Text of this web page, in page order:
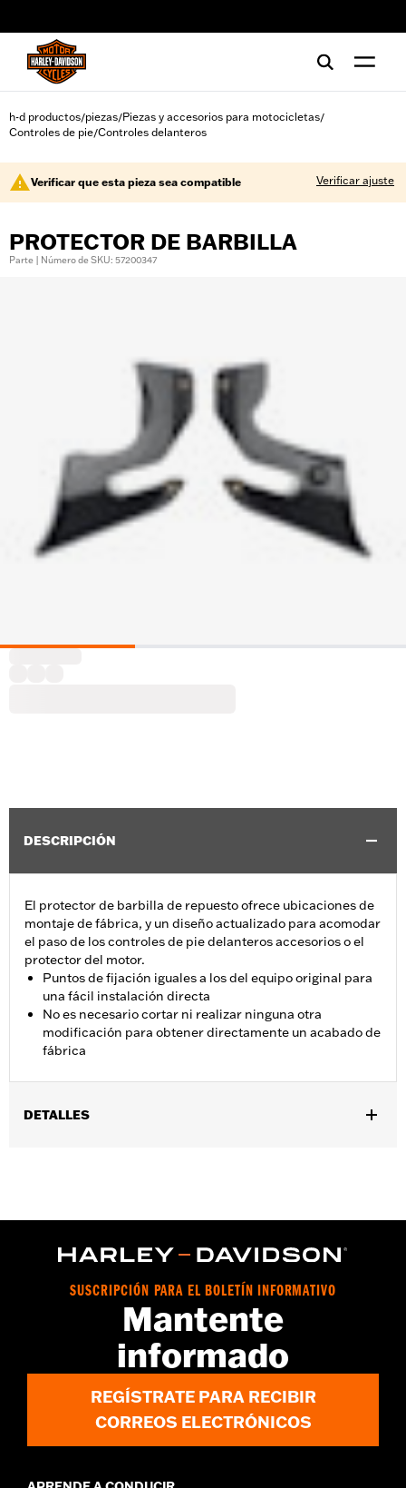
h-d productos/piezas/Piezas y accesorios para motocicletas/
Controles de pie/Controles delanteros
Verificar que esta pieza sea compatible Verificar ajuste
PROTECTOR DE BARBILLA
Parte | Número de SKU: 57200347
DESCRIPCIÓN
El protector de barbilla de repuesto ofrece ubicaciones de
montaje de fábrica, y un diseño actualizado para acomodar
el paso de los controles de pie delanteros accesorios o el
protector del motor.
Puntos de fijación iguales a los del equipo original para
una fácil instalación directa
No es necesario cortar ni realizar ninguna otra
modificación para obtener directamente un acabado de
fábrica
DETALLES
GARANTÍA:1 year limited warranty – Go towww.h-
SUSCRIPCIÓN PARA EL BOLETÍN INFORMATIVO
Mantente
informado
REGÍSTRATE PARA RECIBIR
CORREOS ELECTRÓNICOS